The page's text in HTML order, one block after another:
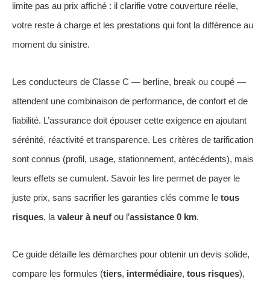
limite pas au prix affiché : il clarifie votre couverture réelle,
votre reste à charge et les prestations qui font la différence au
moment du sinistre.
Les conducteurs de Classe C — berline, break ou coupé —
attendent une combinaison de performance, de confort et de
fiabilité. L’assurance doit épouser cette exigence en ajoutant
sérénité, réactivité et transparence. Les critères de tarification
sont connus (profil, usage, stationnement, antécédents), mais
leurs effets se cumulent. Savoir les lire permet de payer le
juste prix, sans sacrifier les garanties clés comme le tous
risques, la valeur à neuf ou l’assistance 0 km.
Ce guide détaille les démarches pour obtenir un devis solide,
compare les formules (tiers, intermédiaire, tous risques),